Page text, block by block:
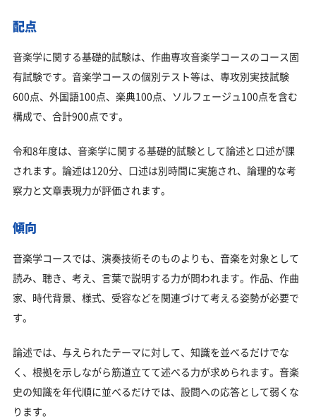
配点
音楽学に関する基礎的試験は、作曲専攻音楽学コースのコース固
有試験です。音楽学コースの個別テスト等は、専攻別実技試験
600点、外国語100点、楽典100点、ソルフェージュ100点を含む
構成で、合計900点です。
令和8年度は、音楽学に関する基礎的試験として論述と口述が課
されます。論述は120分、口述は別時間に実施され、論理的な考
察力と文章表現力が評価されます。
傾向
音楽学コースでは、演奏技術そのものよりも、音楽を対象として
読み、聴き、考え、言葉で説明する力が問われます。作品、作曲
家、時代背景、様式、受容などを関連づけて考える姿勢が必要で
す。
論述では、与えられたテーマに対して、知識を並べるだけでな
く、根拠を示しながら筋道立てて述べる力が求められます。音楽
史の知識を年代順に並べるだけでは、設問への応答として弱くな
ります。